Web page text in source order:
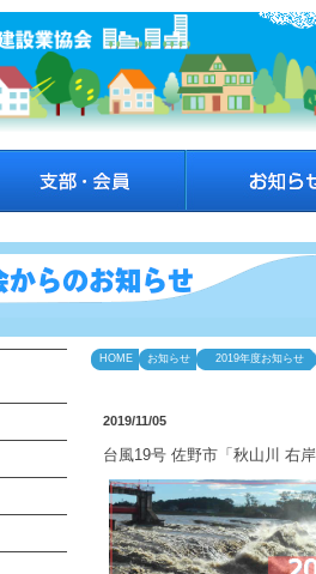
HOME お知らせ 2019年度お知らせ
2019/11/05
台風19号 佐野市「秋山川 右